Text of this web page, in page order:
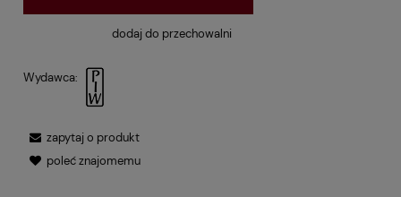
dodaj do przechowalni
Wydawca:
zapytaj o produkt
poleć znajomemu